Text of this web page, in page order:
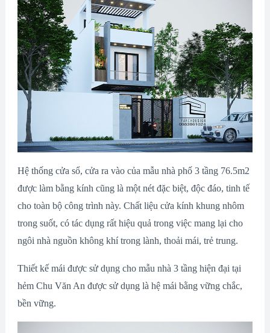
Hệ thống cửa sổ, cửa ra vào của mẫu nhà phố 3 tầng 76.5m2
được làm bằng kính cũng là một nét đặc biệt, độc đáo, tinh tế
cho toàn bộ công trình này. Chất liệu cửa kính khung nhôm
trong suốt, có tác dụng rất hiệu quả trong việc mang lại cho
ngôi nhà nguồn không khí trong lành, thoải mái, trẻ trung.
Thiết kế mái được sử dụng cho mẫu nhà 3 tầng hiện đại tại
hẻm Chu Văn An được sử dụng là hệ mái bằng vững chắc,
bền vững.